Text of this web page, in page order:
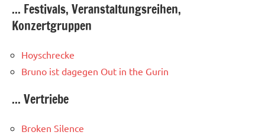
... Festivals, Veranstaltungsreihen,
Konzertgruppen
Hoyschrecke
Bruno ist dagegen Out in the Gurin
... Vertriebe
Broken Silence